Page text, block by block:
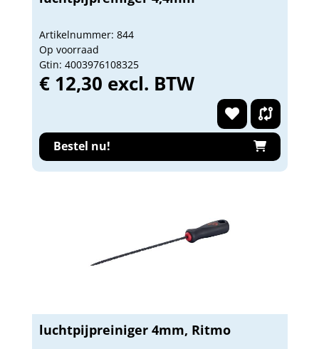
Artikelnummer: 844
Op voorraad
Gtin: 4003976108325
€ 12,30 excl. BTW
Bestel nu!
luchtpijpreiniger 4mm, Ritmo